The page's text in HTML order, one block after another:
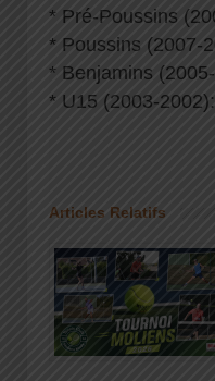
* Pré-Poussins
* Poussins (2007-
* Benjamins
* U15 (2003-
Articles Relatifs